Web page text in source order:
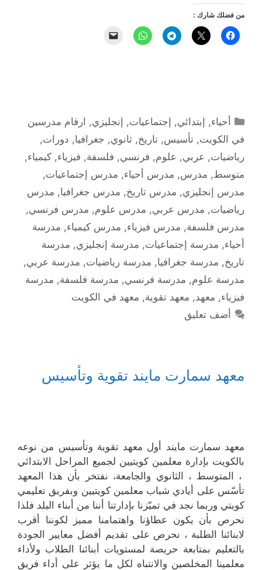
من فضلك شارك :
التصنيفات
أحياء, إبتدائي, إجتماعيات, إنجليزي, ارقام مدرسين
في الكويت, تأسيس, تاريخ, ثانوي, جغرافيا, دورات,
رياضيات, عربي, علوم, فرنسي, فلسفة, فيزياء, كيمياء,
متوسط, مدرس, مدرس أحياء, مدرس إجتماعيات,
مدرس إنجليزي, مدرس تاريخ, مدرس جغرافيا, مدرس
رياضيات, مدرس عربي, مدرس علوم, مدرس فرنسي,
مدرس فلسفة, مدرس فيزياء, مدرس كيمياء, مدرسة
أحياء, مدرسة إجتماعيات, مدرسة إنجليزي, مدرسة
تاريخ, مدرسة جغرافيا, مدرسة رياضيات, مدرسة عربي,
مدرسة علوم, مدرسة فرنسي, مدرسة فلسفة, مدرسة
فيزياء, معهد, معهد تقوية, معهد في الكويت
أضف تعليق
معهد سمارت مايند تقوية وتأسيس
معهد سمارت مايند أول معهد تقوية وتأسيس من نوعه
بالكويت بإدارة معلمين كويتيين لجميع المراحل الابتدائي
، المتوسط ، الثانوي والجامعة، نفتخر بأن هذا المعهد
تأسّس على أيادي شباب معلمين كويتيين وبفريق تعليمي
كويتي وربما نجد في تميّزنا بإدارتنا أننا من أبناء البلد فلذا
نحرص بأن يكون عطاؤنا واهتمامنا مميز لكوننا أقرب
لابنائنا الطلبة ، نحرص على تقديم أفضل معايير الجودة
بالتعليم بمتابعة حريصة لمستويات أبنائنا الطلاب ولأداء
معلمينا المخلصين والانتباه لكل ما يؤثر على أداء فريق